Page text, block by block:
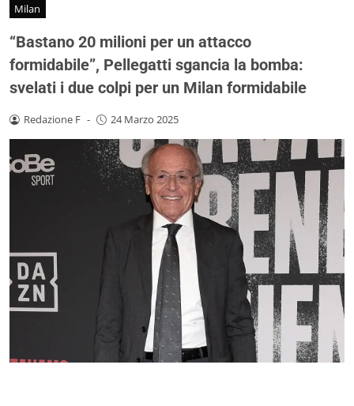
Milan
“Bastano 20 milioni per un attacco
formidabile”, Pellegatti sgancia la bomba:
svelati i due colpi per un Milan formidabile
Redazione F - 24 Marzo 2025